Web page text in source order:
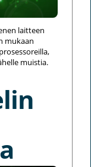
laitteen
mukaan
muistia.